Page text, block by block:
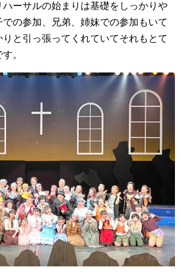
ーサルの始まりは基礎をしっかりや
での参加、兄弟、姉妹での参加もいて
と引っ張ってくれていてそれもとて
。